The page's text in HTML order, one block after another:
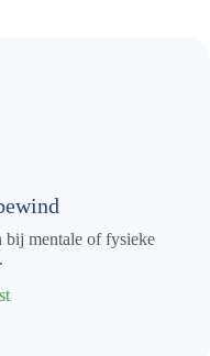
mentale of fysieke